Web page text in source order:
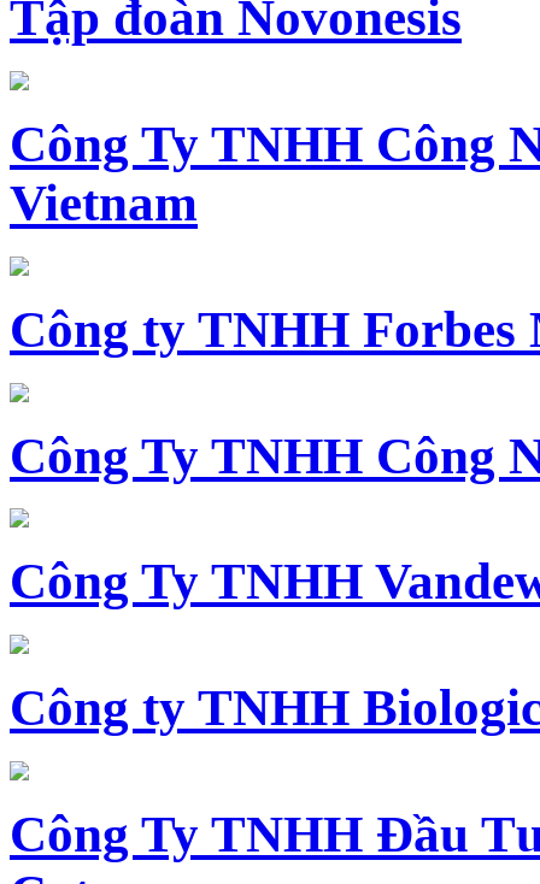
Tập đoàn Novonesis
Công Ty TNHH Công
Vietnam
Công ty TNHH
Công Ty TNHH Công
Công Ty TNHH
Công ty TNHH
Công Ty TNHH Đầu